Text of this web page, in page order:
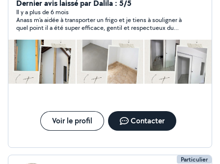
budgets. Devis GRATUIT et rapide au 06-95-92-79-02
À très vite !
Dernier avis laissé par Dalila : 5/5
Il y a plus de 6 mois
Anass m’a aidée à transporter un frigo et je tiens à souligner à
quel point il a été super efficace, gentil et respectueux du
Voir le profil Contacter
Particulier